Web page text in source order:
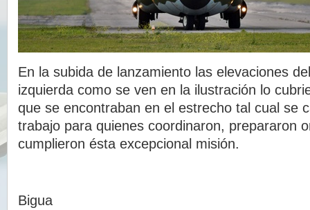
En la subida de lanzamiento las elevaciones
izquierda como se ven en la ilustración lo
que se encontraban en el estrecho tal cual se
trabajo para quienes coordinaron, prepararon
cumplieron ésta excepcional misión.
Bigua